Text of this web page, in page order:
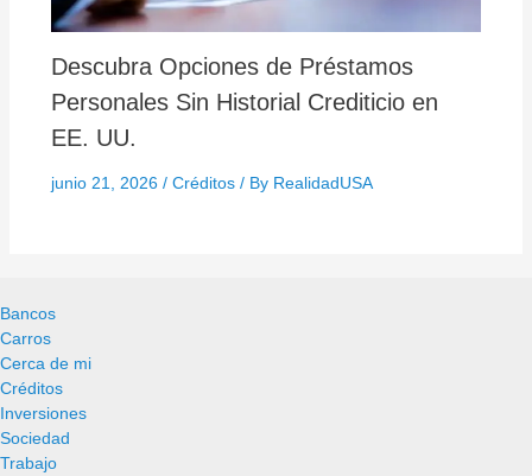
Descubra Opciones de Préstamos
Personales Sin Historial Crediticio en
EE. UU.
junio 21, 2026 / Créditos/ By RealidadUSA
Bancos
Carros
Cerca de mi
Créditos
Inversiones
Sociedad
Trabajo